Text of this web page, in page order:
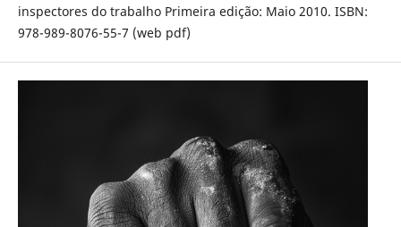
inspectores do trabalho Primeira edição: Maio 2010. ISBN:
978-989-8076-55-7 (web pdf)